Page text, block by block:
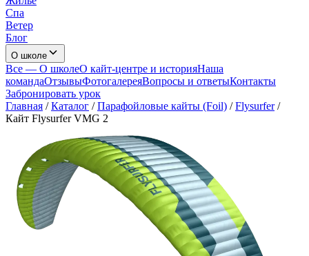
Спа
Ветер
Блог
О школе
Все — О школеО кайт-центре и историяНаша
командаОтзывыФотогалереяВопросы и ответыКонтакты
Забронировать урок
Главная /Каталог /Парафойловые кайты (Foil) /Flysurfer/
Кайт Flysurfer VMG 2